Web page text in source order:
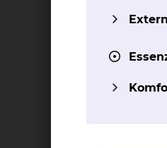
neuen
Bestandteil der